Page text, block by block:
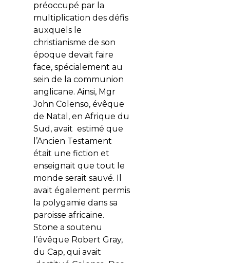
préoccupé par la
multiplication des défis
auxquels le
christianisme de son
époque devait faire
face, spécialement au
sein de la communion
anglicane. Ainsi, Mgr
John Colenso, évêque
de Natal, en Afrique du
Sud, avait estimé que
l’Ancien Testament
était une fiction et
enseignait que tout le
monde serait sauvé. Il
avait également permis
la polygamie dans sa
paroisse africaine.
Stone a soutenu
l’évêque Robert Gray,
du Cap, qui avait